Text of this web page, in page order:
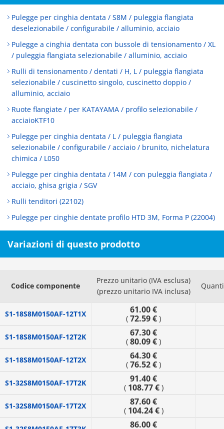
Pulegge per cinghia dentata / S8M / puleggia flangiata
deselezionabile / configurabile / alluminio, acciaio
Pulegge a cinghia dentata con bussole di tensionamento / XL
/ puleggia flangiata selezionabile / alluminio, acciaio
Rulli di tensionamento / dentati / H, L / puleggia flangiata
selezionabile / cuscinetto singolo, cuscinetto doppio /
alluminio, acciaio
Ruote flangiate / per KATAYAMA / profilo selezionabile /
acciaioKTF10
Pulegge per cinghia dentata / L / puleggia flangiata
selezionabile / configurabile / acciaio / brunito, nichelatura
chimica / L050
Pulegge per cinghia dentata / 14M / con puleggia flangiata /
acciaio, ghisa grigia / SGV
Rulli tenditori (22102)
Pulegge per cinghie dentate profilo HTD 3M, Forma P (22004)
Variazioni di questo prodotto
Codice componente
Prezzo unitario (IVA esclusa)
(prezzo unitario IVA inclusa)
S1-18S8M0150AF-12T1X 61.00 €
( 72.59 € )
S1-18S8M0150AF-12T2K 67.30 €
( 80.09 € )
S1-18S8M0150AF-12T2X 64.30 €
( 76.52 € )
S1-32S8M0150AF-17T2K 91.40 €
( 108.77 €)
S1-32S8M0150AF-17T2X 87.60 €
( 104.24 €)
86.00 €